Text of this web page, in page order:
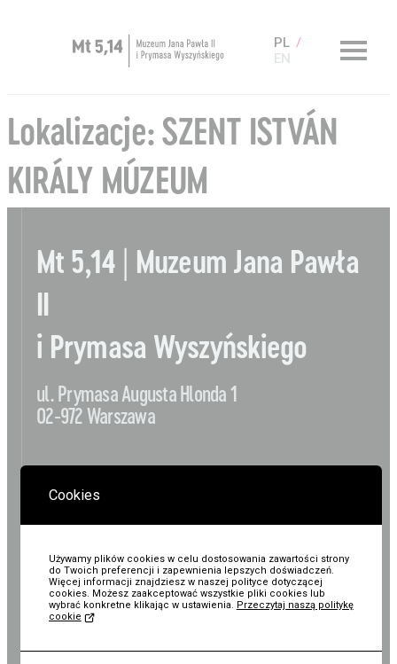
PL
EN
O Muzeum
Muzeum dostępne
Sklep
Wystawy / Wydarzenia
BIP
Kolekcja im. Jana
Lokalizacje: SZENT ISTVÁN
KIRÁLY MÚZEUM
Mt 5,14 | Muzeum Jana Pawła
i Prymasa Wyszyńskiego
ul. Prymasa Augusta Hlonda 1
02-972 Warszawa
KASY I REZERWACJE:
ZAPLANUJ WIZYTĘ
Oddział - Kolekcja im.
Cookies
Używamy plików cookies w celu dostosowania zawartości strony
do Twoich preferencji i zapewnienia lepszych doświadczeń.
Więcej informacji znajdziesz w naszej polityce dotyczącej
cookies. Możesz zaakceptować wszystkie pliki cookies lub
wybrać konkretne klikając w ustawienia. Przeczytaj naszą politykę
cookie